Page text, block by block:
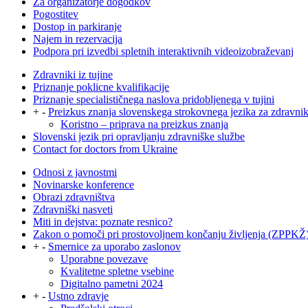
Pogostitev
Dostop in parkiranje
Najem in rezervacija
Podpora pri izvedbi spletnih interaktivnih videoizobraževanj
Zdravniki iz tujine
Priznanje poklicne kvalifikacije
Priznanje specialističnega naslova pridobljenega v tujini
+ - Preizkus znanja slovenskega strokovnega jezika za
Koristno – priprava na preizkus znanja
Slovenski jezik pri opravljanju zdravniške službe
Contact for doctors from Ukraine
Odnosi z javnostmi
Novinarske konference
Obrazi zdravništva
Zdravniški nasveti
Miti in dejstva: poznate resnico?
Zakon o pomoči pri prostovoljnem končanju življenja
+ - Smernice za uporabo zaslonov
Uporabne povezave
Kvalitetne spletne vsebine
Digitalno pametni 2024
+ - Ustno zdravje